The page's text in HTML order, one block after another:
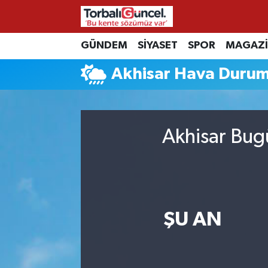
GÜNDEM SİYASET SPOR
Akhisar Hava
Akhisar
ŞU AN
İzmir Nöbetçi Eczaneler
İzmir Hava Durumu
İzmir Trafik Yoğunluk Haritası